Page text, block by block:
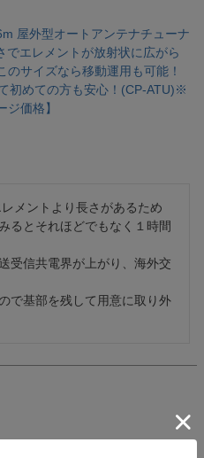
屋外型オートアンテナチューナ
でエレメントが放射状に広がら
サイズなら移動運用も可能！
初めての方も安心！(CP-ATU)※
価格】
メントより長さがあるため
るとそれほどでもなく１時間
受信共電界が上がり、海外交
で基部を残して用意に取り外